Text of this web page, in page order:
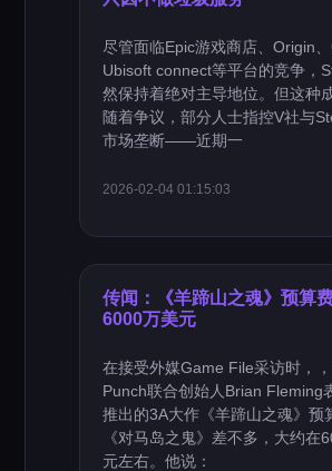
尽管面临Epic游戏商店、Origin
Ubisoft connect等平台的竞争，
然保持着绝对主导地位。但这种
随着争议，部分人士指控V社与
市场垄断——近期一
2026-02-04 01:15:03
传闻：《羊蹄山之魂》预算
6000万美元
在接受外媒Game File采访时，
Punch联合创始人Brian Fleming
推出的3A大作《羊蹄山之魂》预
《对马岛之鬼》差不多，大约在
元左右。他说：